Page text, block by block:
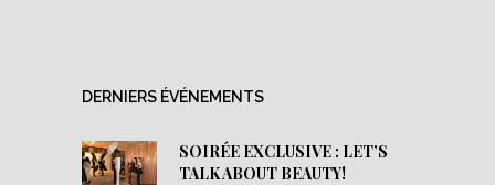
DERNIERS ÉVÉNEMENTS
SOIRÉE EXCLUSIVE : LET’S
TALK ABOUT BEAUTY!